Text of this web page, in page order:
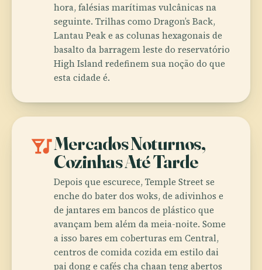
hora, falésias marítimas vulcânicas na
seguinte. Trilhas como Dragon’s Back,
Lantau Peak e as colunas hexagonais de
basalto da barragem leste do reservatório
High Island redefinem sua noção do que
esta cidade é.
nightlifeMercados Noturnos,
Cozinhas Até Tarde
Depois que escurece, Temple Street se
enche do bater dos woks, de adivinhos e
de jantares em bancos de plástico que
avançam bem além da meia-noite. Some
a isso bares em coberturas em Central,
centros de comida cozida em estilo dai
pai dong e cafés cha chaan teng abertos